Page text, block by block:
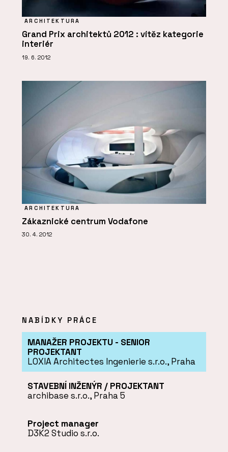
ARCHITEKTURA
Grand Prix architektů 2012 : vítěz kategorie
interiér
19. 6. 2012
ARCHITEKTURA
Zákaznické centrum Vodafone
30. 4. 2012
NABÍDKY PRÁCE
MANAŽER PROJEKTU - SENIOR
PROJEKTANT
LOXIA Architectes Ingenierie s.r.o., Praha
STAVEBNÍ INŽENÝR / PROJEKTANT
archibase s.r.o., Praha 5
Project manager
D3K2 Studio s.r.o.